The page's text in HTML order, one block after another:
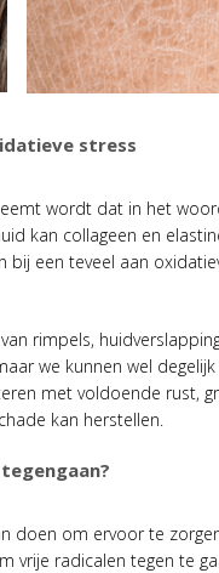
stress
wordt dat in het
kan collageen en
bij een teveel aan
rimpels,
we kunnen wel
met voldoende rust,
kan herstellen.
doen om ervoor te
vrije radicalen tegen te